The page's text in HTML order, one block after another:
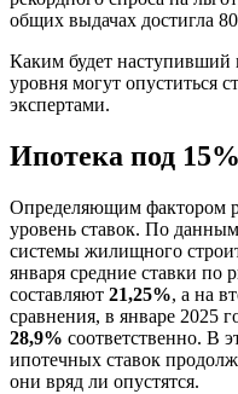
общих выдачах достигла
Каким будет наступивший
уровня могут опуститься
экспертами.
Ипотека под
Определяющим фактором
уровень ставок. По
системы жилищного
января средние ставки по
составляют 21,25%, а на
сравнения, в январе 2025
28,9% соответственно. В
ипотечных ставок
они вряд ли опустятся.